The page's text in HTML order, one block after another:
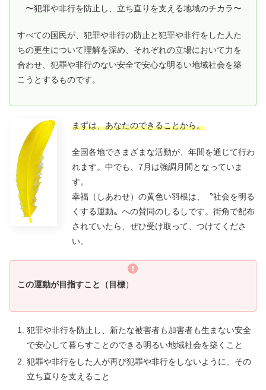
〜犯罪や非行を防止し、立ち直りを支える地域のチカラ〜
すべての国民が、犯罪や非行の防止と犯罪や非行をした人た
ちの更生について理解を深め、それぞれの立場において力を
合わせ、犯罪や非行のない安全で安心な明るい地域社会を築
こうとするものです。
まずは、あなたのできることから。
全国各地でさまざまな活動が、年間を通じて行わ
れます。中でも、7月は強調月間となっていま
す。
幸福（しあわせ）の黄色い羽根は、〝社会を明る
くする運動〟への賛同のしるしです。街角で配布
されていたら、ぜひ受け取って、つけてくださ
い。
この運動が目指すこと（目標）
犯罪や非行を防止し、新たな被害者も加害者も生まない安全
で安心して暮らすことのできる明るい地域社会を築くこと
犯罪や非行をした人が再び犯罪や非行をしないように、その
立ち直りを支えること